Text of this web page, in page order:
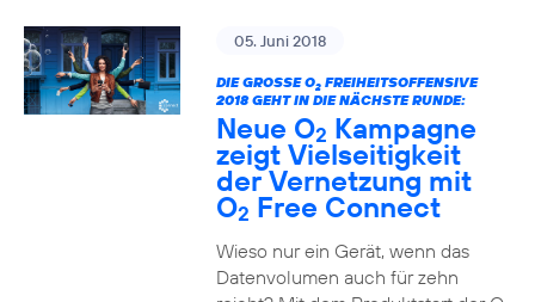
05. Juni 2018
DIE GROSSE O 2FREIHEITSOFFENSIVE
2018 GEHT IN DIE NÄCHSTE RUNDE:
Neue O2 Kampagne
zeigt Vielseitigkeit
der Vernetzung mit
O2 Free Connect
Wieso nur ein Gerät, wenn das
Datenvolumen auch für zehn